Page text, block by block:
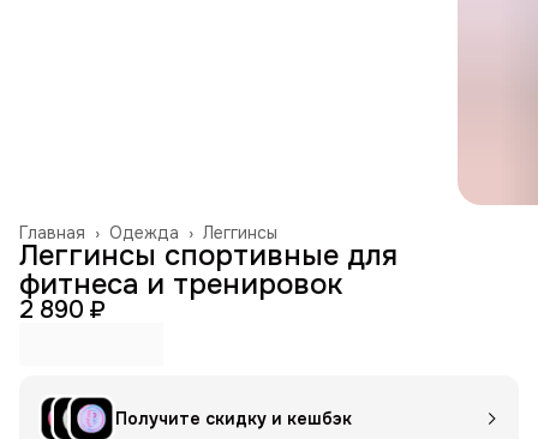
Леггинсы
Одежда ›
Главная ›
Леггинсы спортивные для
фитнеса и тренировок
2 890 ₽
Получите скидку и кешбэк